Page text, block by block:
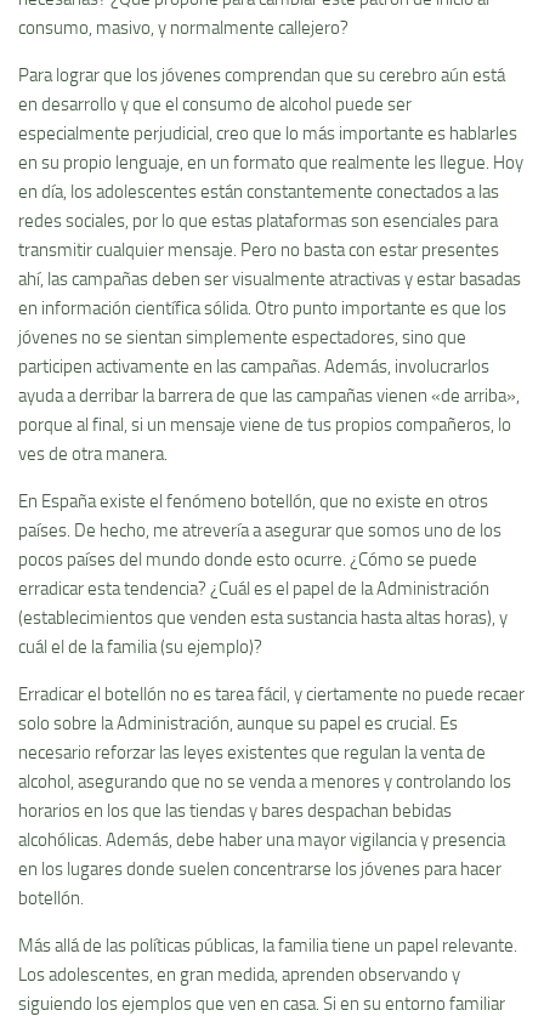
consumo, masivo, y normalmente callejero?
Para lograr que los jóvenes comprendan que su cerebro aún está
en desarrollo y que el consumo de alcohol puede ser
especialmente perjudicial, creo que lo más importante es hablarles
en su propio lenguaje, en un formato que realmente les llegue. Hoy
en día, los adolescentes están constantemente conectados a las
redes sociales, por lo que estas plataformas son esenciales para
transmitir cualquier mensaje. Pero no basta con estar presentes
ahí, las campañas deben ser visualmente atractivas y estar basadas
en información científica sólida. Otro punto importante es que los
jóvenes no se sientan simplemente espectadores, sino que
participen activamente en las campañas. Además, involucrarlos
ayuda a derribar la barrera de que las campañas vienen «de arriba»,
porque al final, si un mensaje viene de tus propios compañeros, lo
ves de otra manera.
En España existe el fenómeno botellón, que no existe en otros
países. De hecho, me atrevería a asegurar que somos uno de los
pocos países del mundo donde esto ocurre. ¿Cómo se puede
erradicar esta tendencia? ¿Cuál es el papel de la Administración
(establecimientos que venden esta sustancia hasta altas horas), y
cuál el de la familia (su ejemplo)?
Erradicar el botellón no es tarea fácil, y ciertamente no puede recaer
solo sobre la Administración, aunque su papel es crucial. Es
necesario reforzar las leyes existentes que regulan la venta de
alcohol, asegurando que no se venda a menores y controlando los
horarios en los que las tiendas y bares despachan bebidas
alcohólicas. Además, debe haber una mayor vigilancia y presencia
en los lugares donde suelen concentrarse los jóvenes para hacer
botellón.
Más allá de las políticas públicas, la familia tiene un papel relevante.
Los adolescentes, en gran medida, aprenden observando y
siguiendo los ejemplos que ven en casa. Si en su entorno familiar